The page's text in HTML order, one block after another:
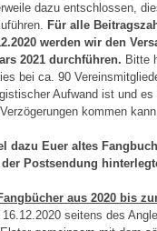
dazu entschlossen,
Für alle
werden wir den
2021 durchführen. Bitte
bei ca. 90
Aufwand ist und es
kommen
dazu Euer altes
Postsendung
aus 2020 bis
seitens des